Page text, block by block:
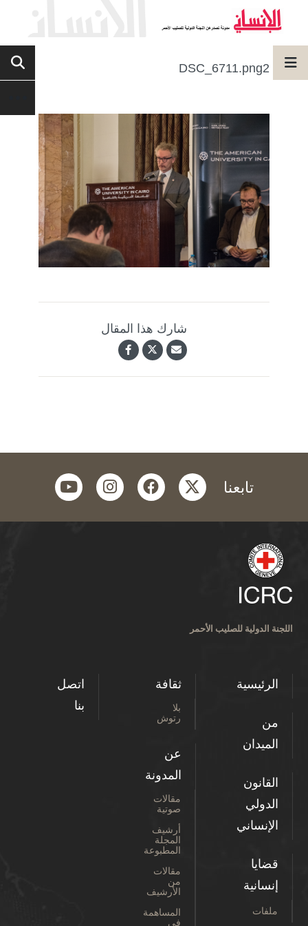
DSC_6711.png2
شارك هذا المقال
تابعنا twitter
facebook
instagram
youtube
اللجنة الدولية للصليب الأحمر
الرئيسية
من
الميدان
القانون
الدولي
الإنساني
قضايا
إنسانية
ملفات
ثقافة
بلا
رتوش
عن
المدونة
مقالات
صوتية
أرشيف
المجلة
المطبوعة
مقالات
من
الأرشيف
المساهمة
في
اتصل
بنا